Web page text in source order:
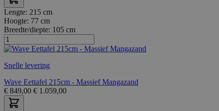
Lengte: 215 cm
Hoogte: 77 cm
Breedte/diepte: 105 cm
Snelle levering
Wave Eettafel 215cm - Massief Mangazand
€ 849,00 € 1.059,00